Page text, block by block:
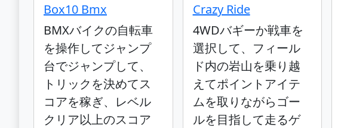
Box10 Bmx
BMXバイクの自転車
を操作してジャンプ
台でジャンプして、
トリックを決めてス
コアを稼ぎ、レベル
クリア以上のスコア
Crazy Ride
4WDバギーか戦車を
選択して、フィール
ド内の岩山を乗り越
えてポイントアイテ
ムを取りながらゴー
ルを目指して走るゲ